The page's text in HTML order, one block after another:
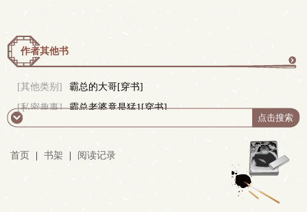
作者其他书
多
[其他类别]
霸总的大哥[穿书]
[私密趣事]
霸总老婆竟是猛1[穿书]
首页 书架 阅读记录